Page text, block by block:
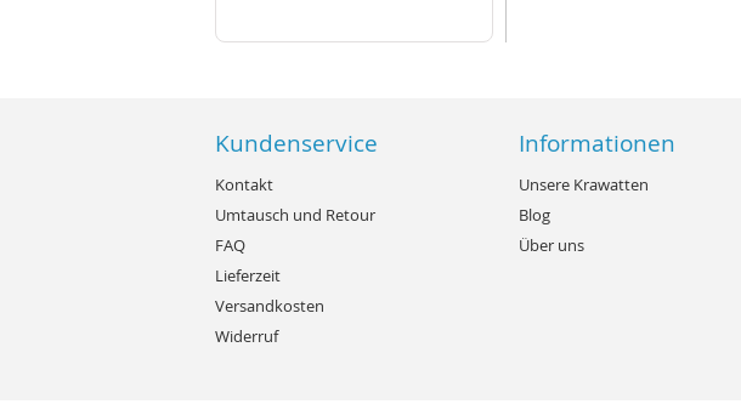
Kundenservice
Kontakt
Umtausch und Retour
FAQ
Lieferzeit
Versandkosten
Widerruf
Informationen
Unsere Krawatten
Blog
Über uns